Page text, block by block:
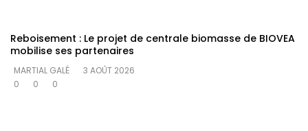
Reboisement : Le projet de centrale biomasse de BIOVEA
mobilise ses partenaires
MARTIAL GALÉ
3 AOÛT 2026
0
0 0